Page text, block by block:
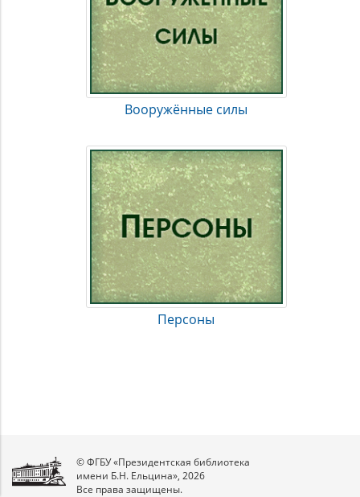
Вооружённые силы
Персоны
© ФГБУ «Президентская библиотека
имени Б.Н. Ельцина», 2026
Все права защищены.